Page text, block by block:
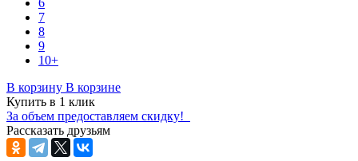
6
7
8
9
10+
В корзину В корзине
Купить в 1 клик
За объем предоставляем скидку!
Рассказать друзьям